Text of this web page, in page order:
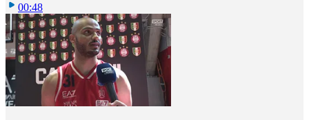
00:48